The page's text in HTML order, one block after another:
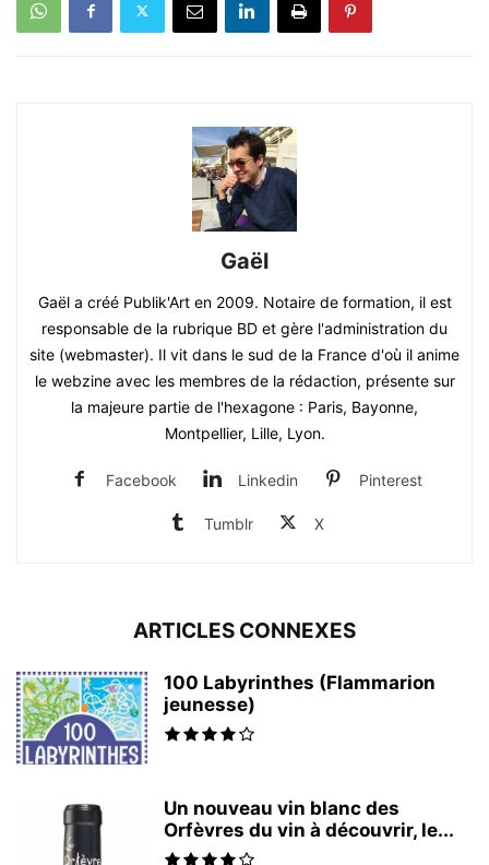
Gaël
Gaël a créé Publik'Art en 2009. Notaire de formation, il est
responsable de la rubrique BD et gère l'administration du
site (webmaster). Il vit dans le sud de la France d'où il anime
le webzine avec les membres de la rédaction, présente sur
la majeure partie de l'hexagone : Paris, Bayonne,
Montpellier, Lille, Lyon.
Facebook Linkedin Pinterest
Tumblr X
ARTICLES CONNEXES
100 Labyrinthes (Flammarion
jeunesse)
Un nouveau vin blanc des
Orfèvres du vin à découvrir, le...